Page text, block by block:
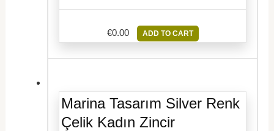
€0.00 ADD TO CART
Marina Tasarım Silver Renk
Çelik Kadın Zincir